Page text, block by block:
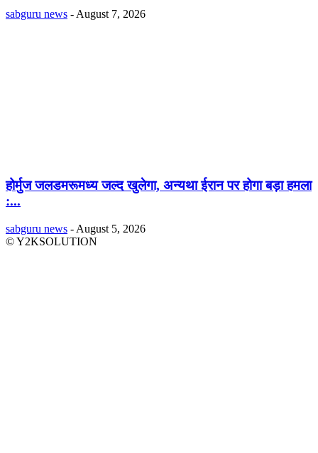
sabguru news - August 7, 2026
होर्मुज जलडमरूमध्य जल्द खुलेगा, अन्यथा ईरान पर होगा बड़ा हमला
:...
sabguru news - August 5, 2026
© Y2KSOLUTION